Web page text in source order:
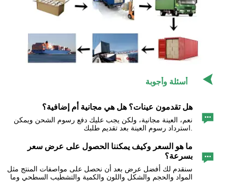
أسئلة وأجوبة 
هل تقدمون عينات؟ هل هي مجانية أم إضافية؟
نعم، العينة مجانية، ولكن يجب عليك دفع رسوم الشحن ويمكن

ما هو السعر وكيف يمكننا الحصول على عرض سعر
بسرعة؟
سنقدم لك أفضل عرض بعد أن نحصل على مواصفات المنتج مثل
المواد والحجم والشكل واللون والكمية والتشطيب السطحي وما
